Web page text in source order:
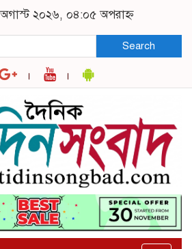
২০২৬, ০৪:০৫ অপরাহ্ন
Search